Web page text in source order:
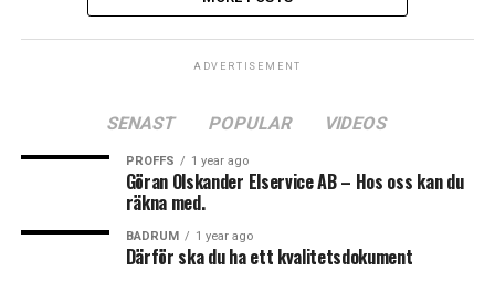
ADVERTISEMENT
SENAST POPULAR VIDEOS
PROFFS 1 year ago
Göran Olskander Elservice AB – Hos oss kan du
räkna med.
BADRUM 1 year ago
Därför ska du ha ett kvalitetsdokument